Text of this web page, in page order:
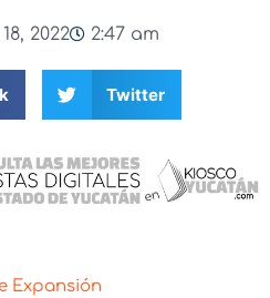
2022 2:47 am
Twitter
Expansión